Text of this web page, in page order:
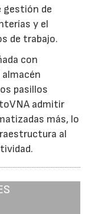
gestión de
y el
de trabajo.
con
almacén
pasillos
admitir
más, lo
al